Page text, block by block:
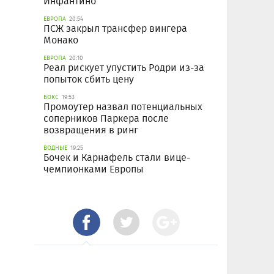
ЕВРОПА 20:54
ПСЖ закрыл трансфер вингера
Монако
ЕВРОПА 20:10
Реал рискует упустить Родри из-за
попыток сбить цену
БОКС 19:53
Промоутер назвал потенциальных
соперников Паркера после
возвращения в ринг
ВОДНЫЕ 19:25
Бочек и Карнафель стали вице-
чемпионками Европы